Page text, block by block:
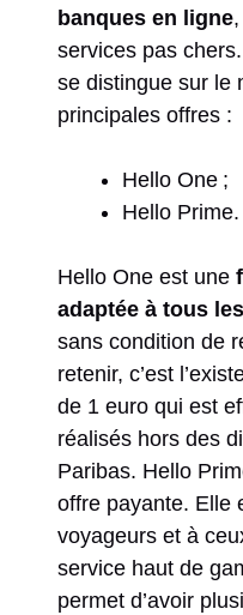
banques en ligne
services pas
se distingue sur le
principales offres :
Hello One ;
Hello Prime.
Hello One est une
adaptée à tous
sans condition de
retenir, c’est
de 1 euro qui est
réalisés hors des
Paribas. Hello
offre payante. Elle
voyageurs et à
service haut de
permet d’avoir